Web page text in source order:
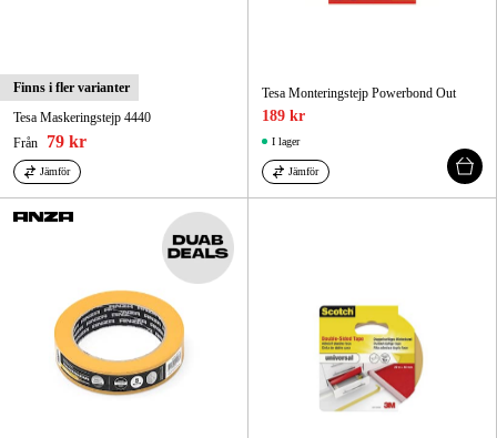
Finns i fler varianter
Tesa Maskeringstejp 4440
Från
79 kr
Jämför
Tesa Monteringstejp Powerbond Out
189 kr
I lager
Jämför